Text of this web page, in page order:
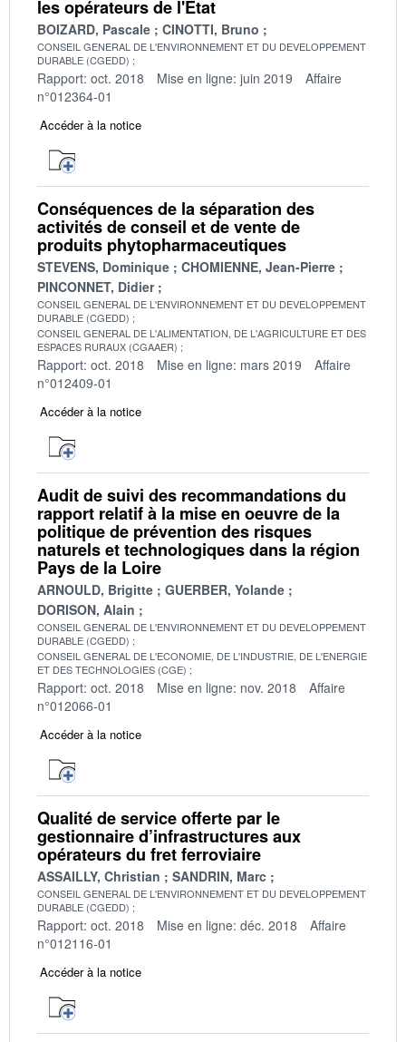
les opérateurs de l'État
BOIZARD, Pascale CINOTTI, Bruno
CONSEIL GENERAL DE L'ENVIRONNEMENT ET DU DEVELOPPEMENT
DURABLE (CGEDD)
Rapport: oct. 2018 Mise en ligne: juin 2019
Affaire
n°012364-01
Accéder à la notice
Conséquences de la séparation des
activités de conseil et de vente de
produits phytopharmaceutiques
STEVENS, Dominique
CHOMIENNE, Jean-Pierre
PINCONNET, Didier
CONSEIL GENERAL DE L'ENVIRONNEMENT ET DU DEVELOPPEMENT
DURABLE (CGEDD)
CONSEIL GENERAL DE L'ALIMENTATION, DE L'AGRICULTURE ET DES
ESPACES RURAUX (CGAAER)
Rapport: oct. 2018 Mise en ligne: mars 2019
Affaire
n°012409-01
Accéder à la notice
Audit de suivi des recommandations du
rapport relatif à la mise en oeuvre de la
politique de prévention des risques
naturels et technologiques dans la région
Pays de la Loire
ARNOULD, Brigitte
GUERBER, Yolande
DORISON, Alain
CONSEIL GENERAL DE L'ENVIRONNEMENT ET DU DEVELOPPEMENT
DURABLE (CGEDD)
CONSEIL GENERAL DE L'ECONOMIE, DE L'INDUSTRIE, DE L'ENERGIE
ET DES TECHNOLOGIES (CGE)
Rapport: oct. 2018 Mise en ligne: nov. 2018
Affaire
n°012066-01
Accéder à la notice
Qualité de service offerte par le
gestionnaire d’infrastructures aux
opérateurs du fret ferroviaire
ASSAILLY, Christian SANDRIN, Marc
CONSEIL GENERAL DE L'ENVIRONNEMENT ET DU DEVELOPPEMENT
DURABLE (CGEDD)
Rapport: oct. 2018 Mise en ligne: déc. 2018
Affaire
n°012116-01
Accéder à la notice